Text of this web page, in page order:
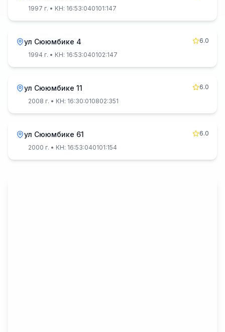
1997 г. • КН: 16:53:040101:147
ул Сююмбике 4
6.0
1994 г. • КН: 16:53:040102:147
ул Сююмбике 11
6.0
2008 г. • КН: 16:30:010802:351
ул Сююмбике 61
6.0
2000 г. • КН: 16:53:040101:154